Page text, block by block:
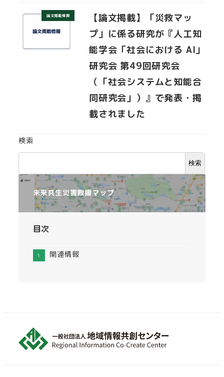
論文掲載情報
【論文掲載】「災救マッ
プ」に係る研究が『人工知
能学会「社会における AI」
研究会 第49回研究会
（「社会システムと知能合
同研究会」）』で発表・掲
載されました
検索
検索
未来共生災害救援マップ
目次
関連情報